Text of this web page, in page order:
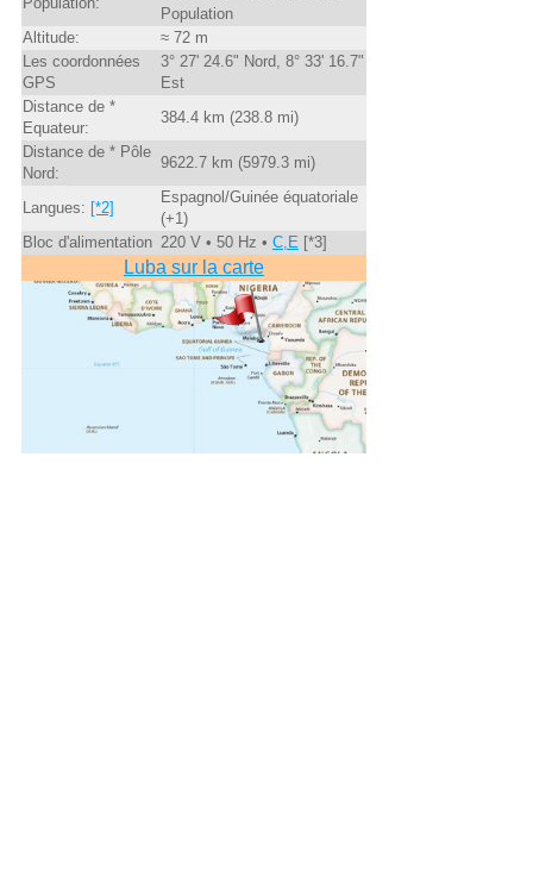
Population
Altitude:
≈ 72 m
Les coordonnées
GPS
3° 27' 24.6" Nord, 8° 33' 16.7"
Est
Distance de *
Equateur:
384.4 km (238.8 mi)
Distance de * Pôle
Nord:
9622.7 km (5979.3 mi)
Langues: [*2]
Espagnol/Guinée équatoriale
(+1)
Bloc d'alimentation 220 V • 50 Hz • C,E[*3]
Luba sur la carte